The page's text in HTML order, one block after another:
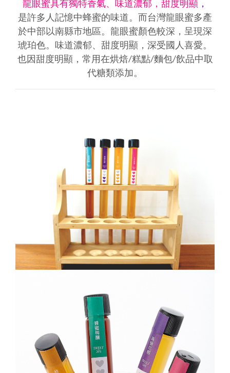
龍眼蜜具有獨特香氣、味道濃郁，甜度明顯 ，
是許多人記憶中蜂蜜的味道。而台灣龍眼蜜多產
於中部以南縣市地區。龍眼蜜顏色較深，呈現深
琥珀色。味道濃郁、甜度明顯，深受國人喜愛。
也因甜度明顯，常用在烘焙/糕點/麵包/飲品中取
代糖類添加。